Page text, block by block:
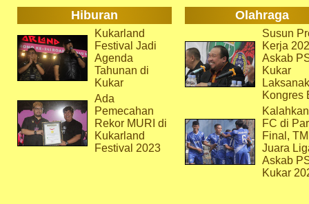
Hiburan Olahraga
Kukarland
Festival Jadi
Agenda
Tahunan di
Kukar
Ada
Pemecahan
Rekor MURI di
Kukarland
Festival 2023
Susun
Kerja
Askab
Kukar
Kongres
FC di
Final,
Juara
Askab
Kukar